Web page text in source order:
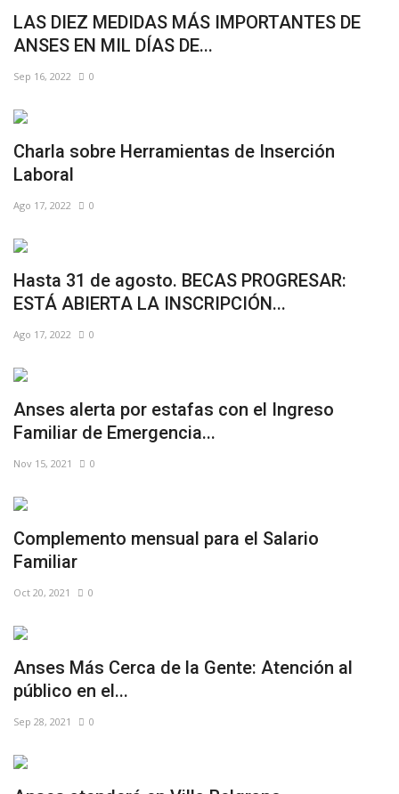
LAS DIEZ MEDIDAS MÁS IMPORTANTES DE
ANSES EN MIL DÍAS DE...
Sep 16, 2022 0
Charla sobre Herramientas de Inserción
Laboral
Ago 17, 2022 0
Hasta 31 de agosto. BECAS PROGRESAR:
ESTÁ ABIERTA LA INSCRIPCIÓN...
Ago 17, 2022 0
Anses alerta por estafas con el Ingreso
Familiar de Emergencia...
Nov 15, 2021 0
Complemento mensual para el Salario
Familiar
Oct 20, 2021 0
Anses Más Cerca de la Gente: Atención al
público en el...
Sep 28, 2021 0